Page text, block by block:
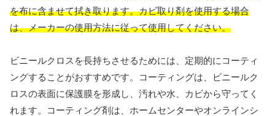
を布に含ませて拭き取ります。カビ取り剤を使用する場合
は、メーカーの使用方法に従って使用してください。
ビニールクロスを長持ちさせるためには、定期的にコーティ
ングすることがおすすめです。コーティングは、ビニールク
ロスの表面に保護膜を形成し、汚れや水、カビから守ってく
れます。コーティング剤は、ホームセンターやオンラインシ